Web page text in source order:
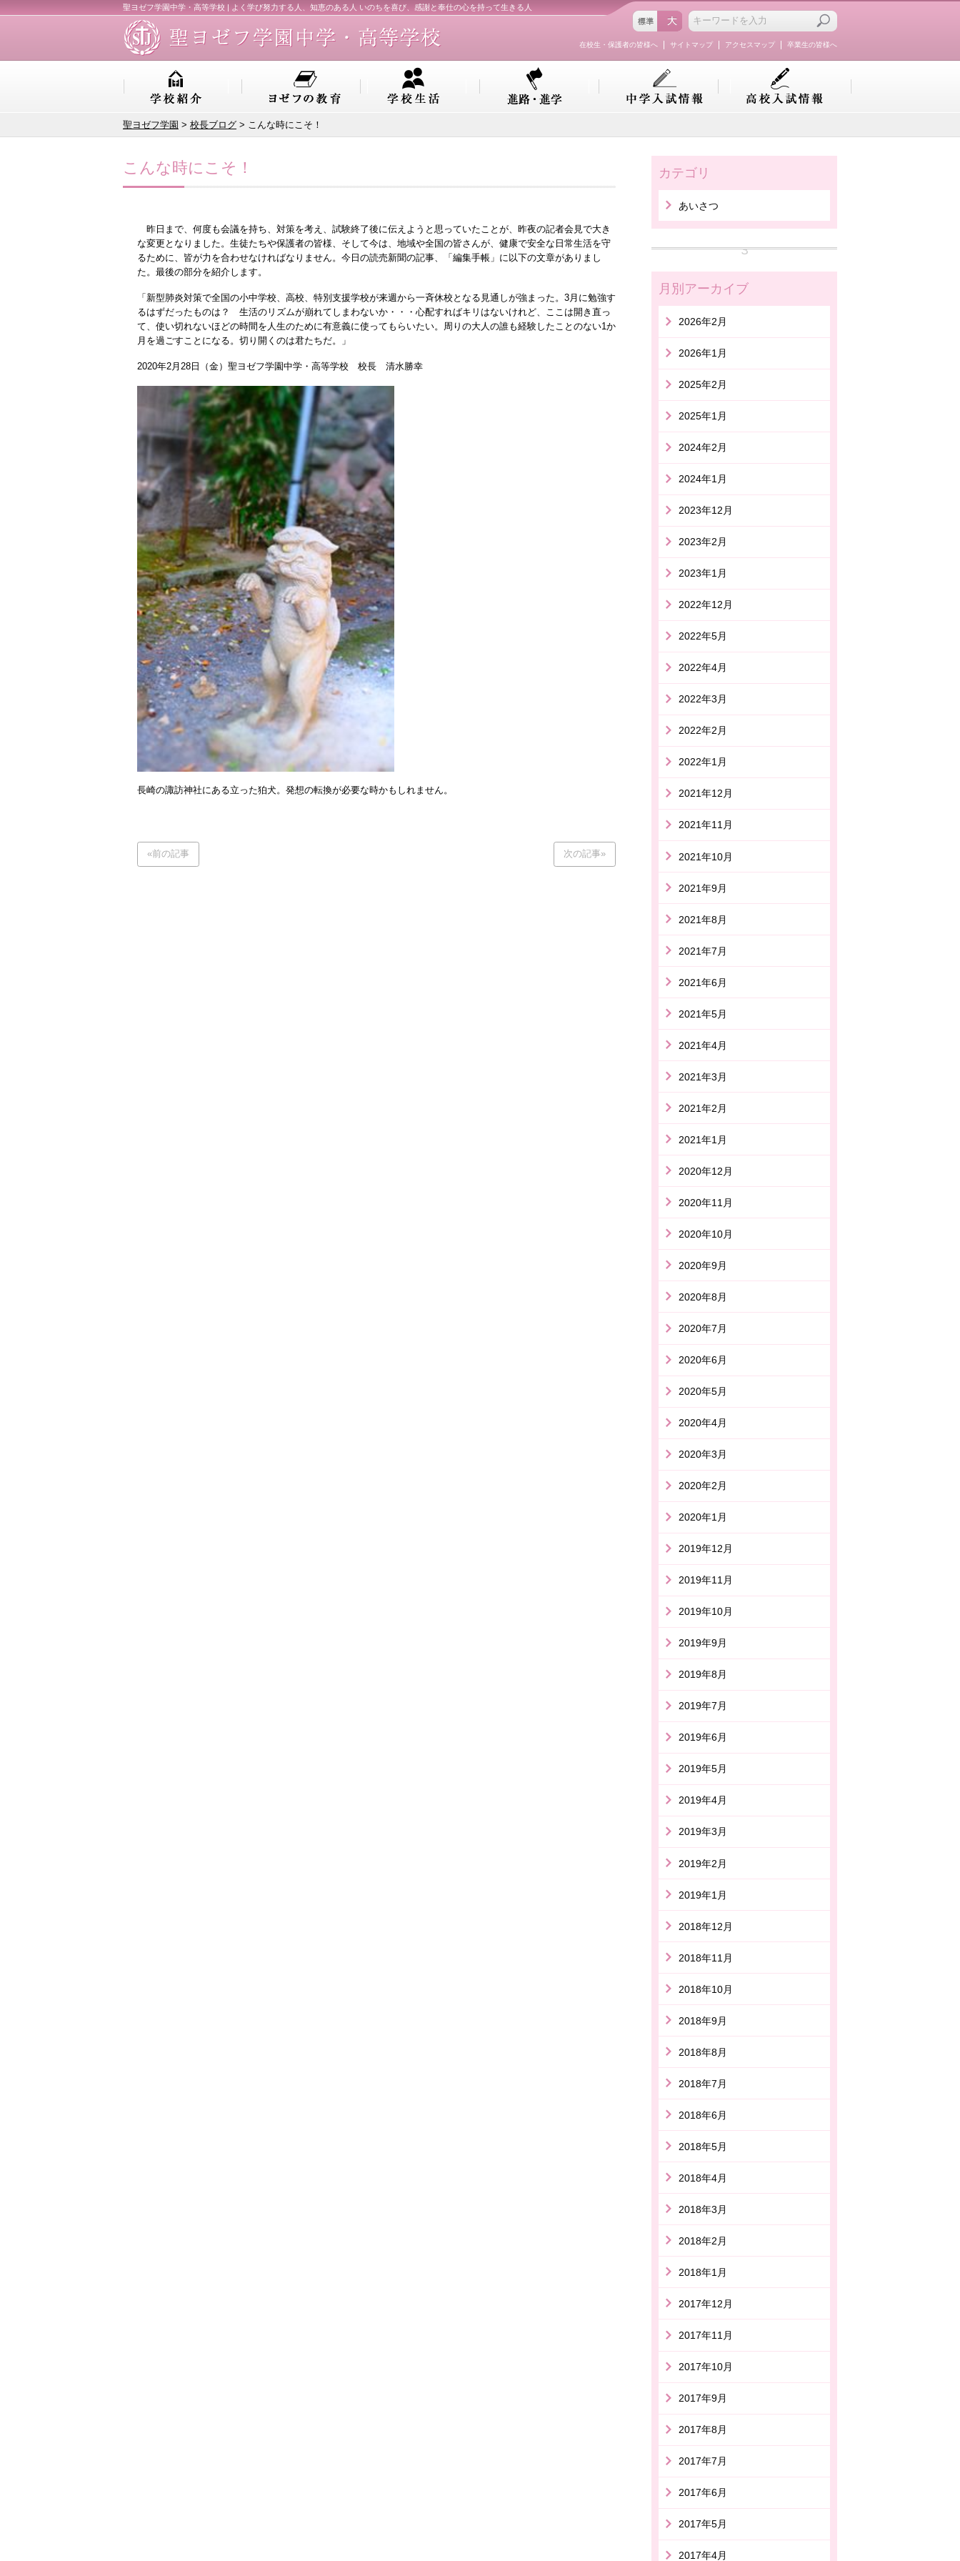
聖ヨゼフ学園中学・高等学校 | よく学び努力する人、知恵のある人 いのちを喜び、感謝と奉仕の心を持って生きる人
卒業生の皆様へ
アクセスマップ
サイトマップ
在校生・保護者の皆様へ
聖ヨゼフ学園 > 校長ブログ > こんな時にこそ！
こんな時にこそ！
昨日まで、何度も会議を持ち、対策を考え、試験終了後に伝えようと思っていたことが、昨夜の記者会見で大き
な変更となりました。生徒たちや保護者の皆様、そして今は、地域や全国の皆さんが、健康で安全な日常生活を守
るために、皆が力を合わせなければなりません。今日の読売新聞の記事、「編集手帳」に以下の文章がありまし
た。最後の部分を紹介します。
「新型肺炎対策で全国の小中学校、高校、特別支援学校が来週から一斉休校となる見通しが強まった。3月に勉強す
るはずだったものは？ 生活のリズムが崩れてしまわないか・・・心配すればキリはないけれど、ここは開き直っ
て、使い切れないほどの時間を人生のために有意義に使ってもらいたい。周りの大人の誰も経験したことのない1か
月を過ごすことになる。切り開くのは君たちだ。」
2020年2月28日（金）聖ヨゼフ学園中学・高等学校 校長 清水勝幸
長崎の諏訪神社にある立った狛犬。発想の転換が必要な時かもしれません。
«前の記事 次の記事»
カテゴリ
あいさつ
月別アーカイブ
2026年2月
2026年1月
2025年2月
2025年1月
2024年2月
2024年1月
2023年12月
2023年2月
2023年1月
2022年12月
2022年5月
2022年4月
2022年3月
2022年2月
2022年1月
2021年12月
2021年11月
2021年10月
2021年9月
2021年8月
2021年7月
2021年6月
2021年5月
2021年4月
2021年3月
2021年2月
2021年1月
2020年12月
2020年11月
2020年10月
2020年9月
2020年8月
2020年7月
2020年6月
2020年5月
2020年4月
2020年3月
2020年2月
2020年1月
2019年12月
2019年11月
2019年10月
2019年9月
2019年8月
2019年7月
2019年6月
2019年5月
2019年4月
2019年3月
2019年2月
2019年1月
2018年12月
2018年11月
2018年10月
2018年9月
2018年8月
2018年7月
2018年6月
2018年5月
2018年4月
2018年3月
2018年2月
2018年1月
2017年12月
2017年11月
2017年10月
2017年9月
2017年8月
2017年7月
2017年6月
2017年5月
2017年4月